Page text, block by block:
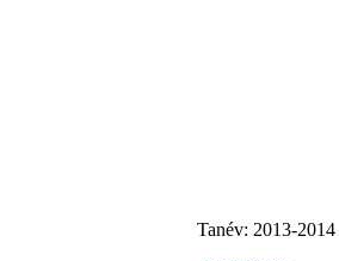
Tanév: 2013-2014